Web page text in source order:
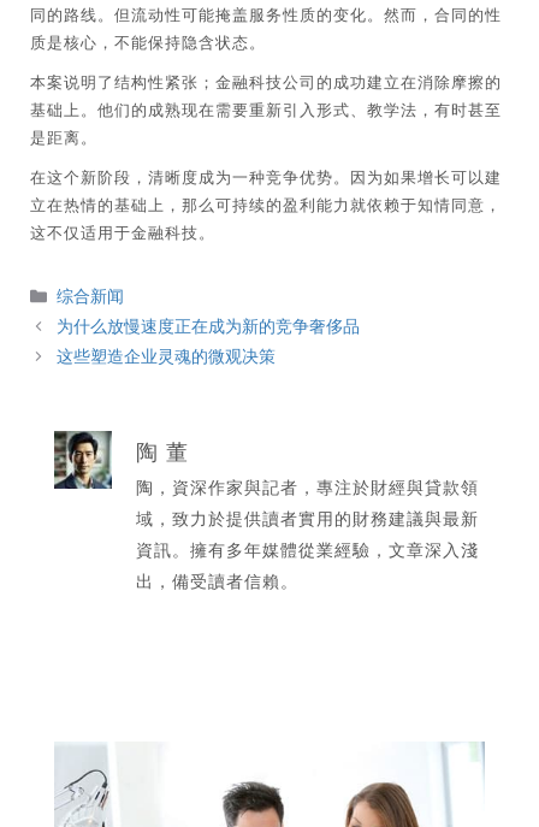
同的路线。但流动性可能掩盖服务性质的变化。然而，合同的性
质是核心，不能保持隐含状态。
本案说明了结构性紧张；金融科技公司的成功建立在消除摩擦的
基础上。他们的成熟现在需要重新引入形式、教学法，有时甚至
是距离。
在这个新阶段，清晰度成为一种竞争优势。因为如果增长可以建
立在热情的基础上，那么可持续的盈利能力就依赖于知情同意，
这不仅适用于金融科技。
分
類
综合新闻
为什么放慢速度正在成为新的竞争奢侈品
这些塑造企业灵魂的微观决策
陶 董
陶，資深作家與記者，專注於財經與貸款領
域，致力於提供讀者實用的財務建議與最新
資訊。擁有多年媒體從業經驗，文章深入淺
出，備受讀者信賴。